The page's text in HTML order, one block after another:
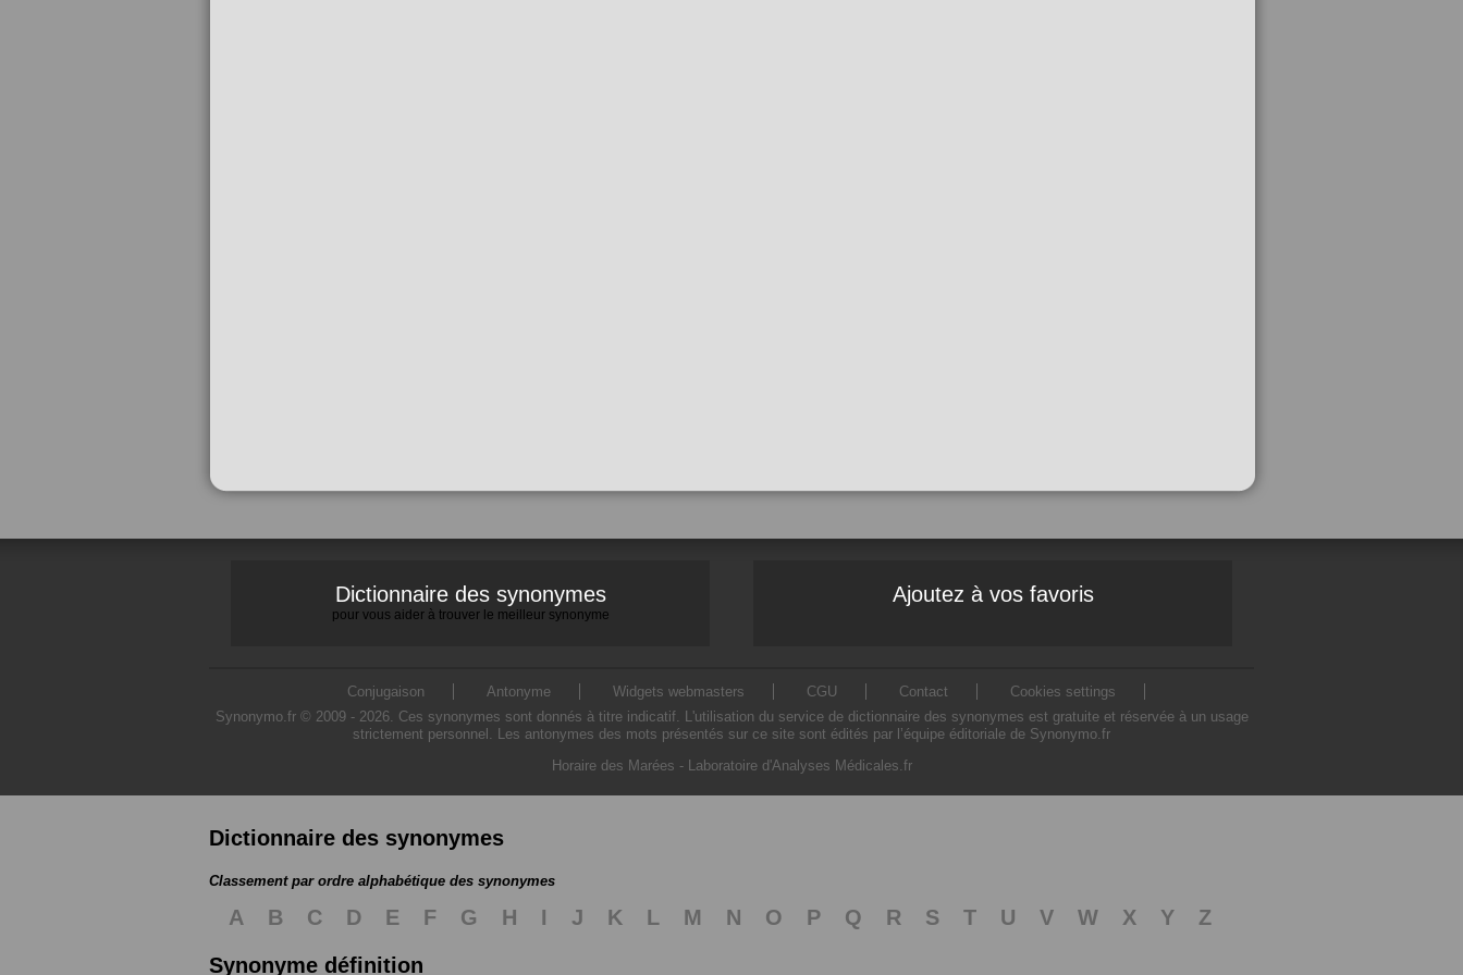
Dictionnaire des synonymes
pour vous aider à trouver le meilleur synonyme
Ajoutez à vos favoris
Conjugaison Antonyme Widgets webmasters CGU Contact
Cookies settings
Synonymo.fr © 2009 - 2026. Ces synonymes sont donnés à titre indicatif. L'utilisation du service de dictionnaire des synonymes est gratuite et réservée à un usage
strictement personnel. Les antonymes des mots présentés sur ce site sont édités par l’équipe éditoriale de Synonymo.fr
Horaire des Marées - Laboratoire d'Analyses Médicales.fr
Dictionnaire des synonymes
Classement par ordre alphabétique des synonymes
A B C D E F G H I J K L M N O P Q R S T U V W X Y
Z
Synonyme définition